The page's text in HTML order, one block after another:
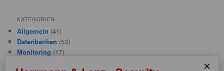
KATEGORIEN
Allgemein (41)
Datenbanken (53)
Monitoring (17)
×